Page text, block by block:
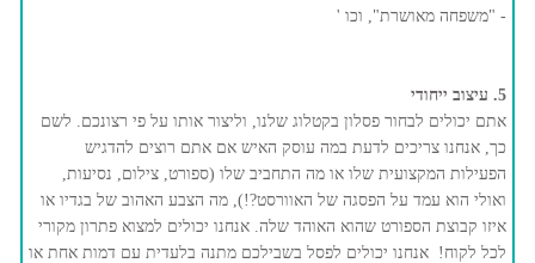
- "משפחה מאושרת", וכו '
5. עיצוב ייחודי
אתם יכולים לבחור פסלון בקטלוג שלנו, וליצור אותו על פי רצונכם. לשם
כך, אנחנו צריכים לדעת במה עוסק האיש אם אתם רוצים להדגיש
הפעילות המקצועית שלו או מה התחביב שלו (ספורט, צילום, נסיעות,
ואולי הוא עמד על הפסגה של האוורסט?!), מה הצבע האהוב של בגדיו או
איזו קבוצת הספורט שהוא האוהד שלה. אנחנו יכולים למצוא פתרון מקורי
לכל לקוח! אנחנו יכולים לפסל בשבילכם מתנה בלעדית עם דמות אחת או